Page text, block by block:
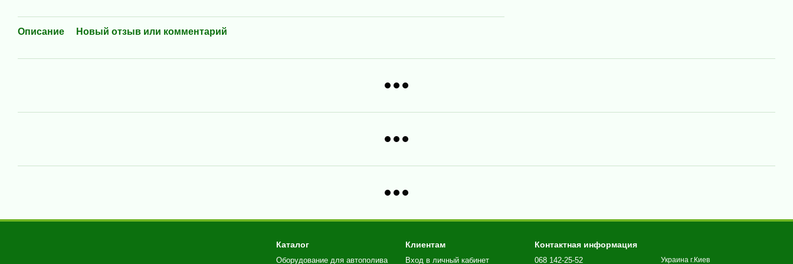
Описание Новый отзыв или комментарий
Каталог
Оборудование для автополива
Клиентам
Вход в личный кабинет
Контактная информация
068 142-25-52 Украина г.Киев